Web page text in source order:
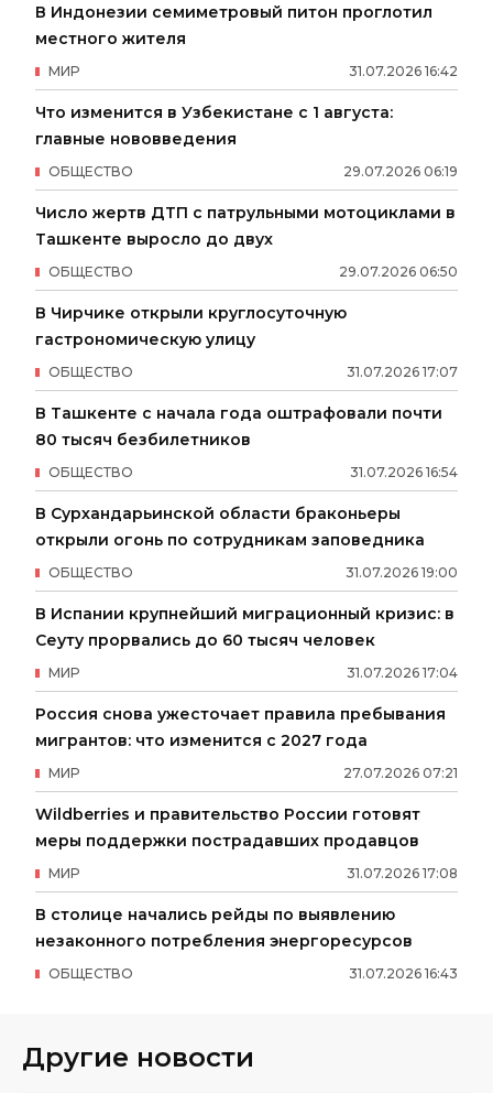
В Индонезии семиметровый питон проглотил
местного жителя
31.07.2026 16:42
МИР
Что изменится в Узбекистане с 1 августа:
главные нововведения
29.07.2026 06:19
ОБЩЕСТВО
Число жертв ДТП с патрульными мотоциклами в
Ташкенте выросло до двух
29.07.2026 06:50
ОБЩЕСТВО
В Чирчике открыли круглосуточную
гастрономическую улицу
31.07.2026 17:07
ОБЩЕСТВО
В Ташкенте с начала года оштрафовали почти
80 тысяч безбилетников
31.07.2026 16:54
ОБЩЕСТВО
В Сурхандарьинской области браконьеры
открыли огонь по сотрудникам заповедника
31.07.2026 19:00
ОБЩЕСТВО
В Испании крупнейший миграционный кризис: в
Сеуту прорвались до 60 тысяч человек
31.07.2026 17:04
МИР
Россия снова ужесточает правила пребывания
мигрантов: что изменится с 2027 года
27.07.2026 07:21
МИР
Wildberries и правительство России готовят
меры поддержки пострадавших продавцов
31.07.2026 17:08
МИР
В столице начались рейды по выявлению
незаконного потребления энергоресурсов
31.07.2026 16:43
ОБЩЕСТВО
Другие новости